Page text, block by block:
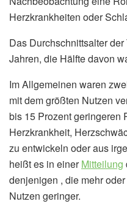
Herzkrankheiten oder
Das Durchschnittsalter
Jahren, die Hälfte davon
Im Allgemeinen waren
mit dem größten Nutzen
bis 15 Prozent geringeren
Herzkrankheit,
zu entwickeln oder aus
heißt es in einerMitteilung
denjenigen , die mehr
Nutzen geringer.